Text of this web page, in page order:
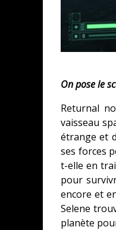
On pose le
Returnal
vaisseau
étrange et
ses forces
t-elle en
pour
encore et
Selene
planète